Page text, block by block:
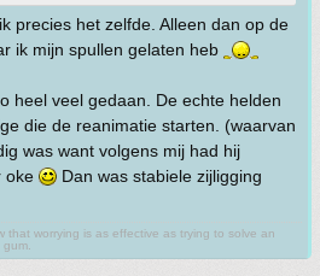
precies het zelfde. Alleen dan op de
ik mijn spullen gelaten heb
heel veel gedaan. De echte helden
die de reanimatie starten. (waarvan
was want volgens mij had hij
oke
Dan was stabiele zijligging
that worrying is as effective as trying to solve an